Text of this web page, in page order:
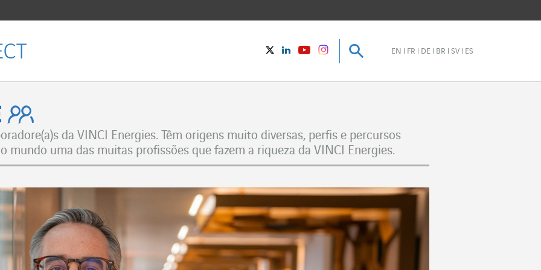
TwitterLinkedInYoutubeinstagram Pesquisar
EN FR DE BR SV ES
Pesquisar
da VINCI Energies. Têm origens muito diversas, perfis e percursos
mundo uma das muitas profissões que fazem a riqueza da VINCI Energies.